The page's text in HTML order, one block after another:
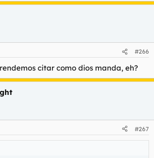
#266
citar como dios manda, eh?
#267